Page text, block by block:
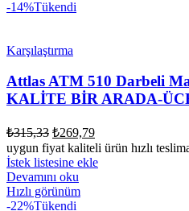
-14%Tükendi
Karşılaştırma
Attlas ATM 510 Darbeli
KALİTE BİR ARADA-
₺315,33 Orijinal
fiyat:
₺315,33.
₺269,79Şu
andaki
fiyat:
uygun fiyat kaliteli ürün hızlı
İstek listesine ekle
Devamını oku
Hızlı görünüm
-22%Tükendi